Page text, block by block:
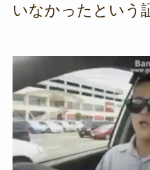
いなかったという